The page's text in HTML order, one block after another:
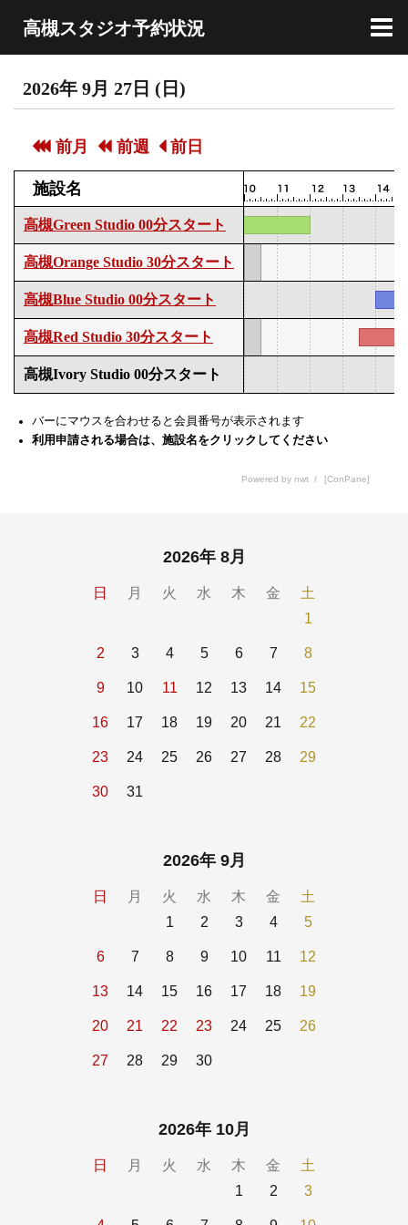
高槻スタジオ予約状況
2026年 8月
日 月 火 水 木 金
土
1
2 3 4 5 6 7 8
9 10 11 12 13 14 15
16 17 18 19 20 21 22
23 24 25 26 27 28 29
30 31
2026年 9月
日 月 火 水 木 金
土
1
2 3 4 5
6 7 8 9 10 11 12
13 14 15 16 17 18 19
20 21 22 23 24 25 26
27 28 29 30
2026年 10月
日 月 火 水 木 金
土
1
2 3
2026年 9月 27日 (日)
前月 前週 前日
施設名
高槻Green Studio 00分スタート
高槻Orange Studio 30分スタート
高槻Blue Studio 00分スタート
高槻Red Studio 30分スタート
高槻Ivory Studio 00分スタート
バーにマウスを合わせると会員番号が表示されます
利用申請される場合は、施設名をクリックしてください
Powered by nwt / [ConPane]